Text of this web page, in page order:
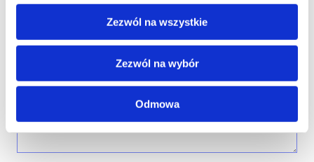
Zezwól na wszystkie
Zezwól na wybór
Odmowa